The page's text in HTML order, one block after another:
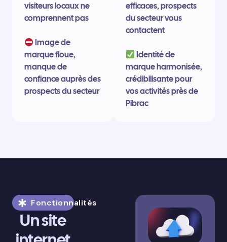
visiteurs locaux ne
comprennent pas
Image de
marque floue,
manque de
confiance auprès des
prospects du secteur
efficaces, prospects
du secteur vous
contactent
Identité de
marque harmonisée,
crédibilisante pour
vos activités près de
Pibrac
Fonctionnalités
Un site